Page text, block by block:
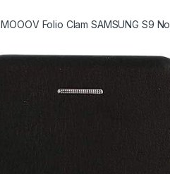
MOOOV Folio Clam SAMSUNG S9 No